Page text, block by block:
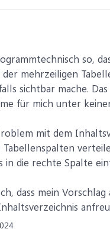
so,
mehrzeiligen
sichtbar mache.
für mich unter
mit dem
Tabellenspalten
in die rechte Spalte
dass mein